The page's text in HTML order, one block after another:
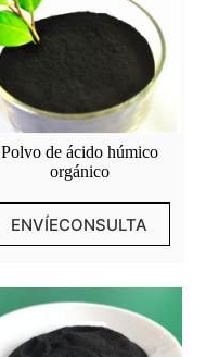
Polvo de ácido húmico
orgánico
ENVÍECONSULTA